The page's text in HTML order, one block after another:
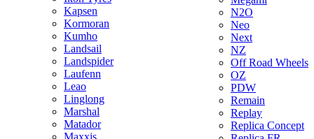
Kapsen
Kormoran
Kumho
Landsail
Landspider
Laufenn
Leao
Linglong
Marshal
Matador
Maxxis
N2O
Neo
Next
NZ
Off Road Wheels
OZ
PDW
Remain
Replay
Replica Concept